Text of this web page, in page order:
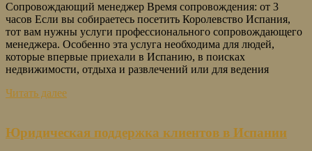
Сопровождающий менеджер Время сопровождения: от 3
часов Если вы собираетесь посетить Королевство Испания,
тот вам нужны услуги профессионального сопровождающего
менеджера. Особенно эта услуга необходима для людей,
которые впервые приехали в Испанию, в поисках
недвижимости, отдыха и развлечений или для ведения
Читать далее
Юридическая поддержка клиентов в Испании